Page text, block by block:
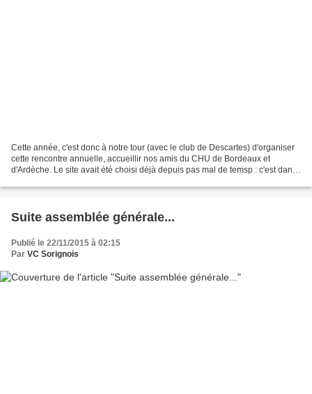
Cette année, c'est donc à notre tour (avec le club de Descartes) d'organiser
cette rencontre annuelle, accueillir nos amis du CHU de Bordeaux et
d'Ardèche. Le site avait été choisi déjà depuis pas mal de temsp : c'est dans
Suite assemblée générale...
Publié le 22/11/2015 à 02:15
Par VC Sorignois